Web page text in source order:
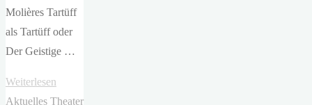
Molières Tartüff
als Tartüff oder
Der Geistige …
Weiterlesen
Hoffmann
Aktuelles Theater